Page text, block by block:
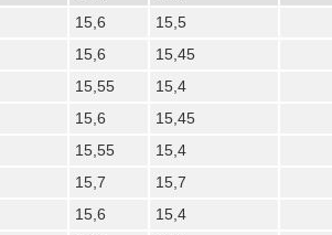
15,6
15,5
15,6
15,45
15,55
15,4
15,6
15,45
15,55
15,4
15,7
15,7
15,6
15,4